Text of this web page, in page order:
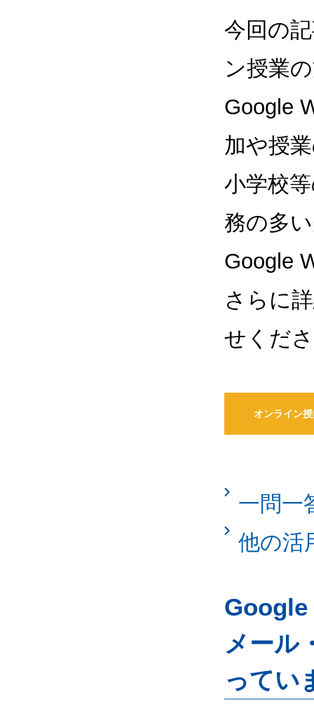
今回の
ン授業
Google
加や授
小学校
務の多
Google
さらに
せくだ
オンライン
一問一
他の活
Google
メール
ってい